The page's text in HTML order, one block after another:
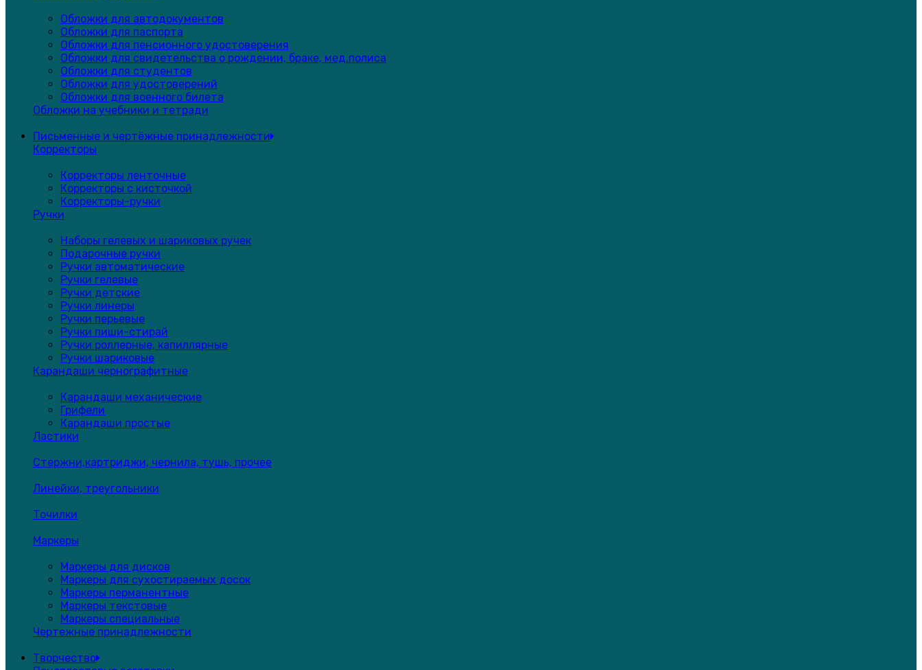
Обложки для автодокументов
Обложки для паспорта
Обложки для пенсионного удостоверения
Обложки для свидетельства о рождении, браке, мед.полиса
Обложки для студентов
Обложки для удостоверений
Обложки для военного билета
Обложки на учебники и тетради
Письменные и чертёжные принадлежности
Корректоры
Корректоры ленточные
Корректоры с кисточкой
Корректоры-ручки
Ручки
Наборы гелевых и шариковых ручек
Подарочные ручки
Ручки автоматические
Ручки гелевые
Ручки детские
Ручки линеры
Ручки перьевые
Ручки пиши-стирай
Ручки роллерные, капиллярные
Ручки шариковые
Карандаши чернографитные
Карандаши механические
Грифели
Карандаши простые
Ластики
Стержни,картриджи, чернила, тушь, прочее
Линейки, треугольники
Точилки
Маркеры
Маркеры для дисков
Маркеры для сухостираемых досок
Маркеры перманентные
Маркеры текстовые
Маркеры специальные
Чертежные принадлежности
Творчество